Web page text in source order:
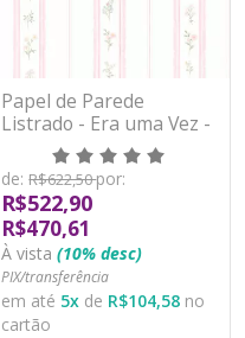
Papel de Parede
Listrado - Era uma Vez -
89907 - Vinílico
de: R$622,50por:
R$522,90
R$470,61
À vista (10% desc)
PIX/transferência
em até 5x de R$104,58 no
cartão